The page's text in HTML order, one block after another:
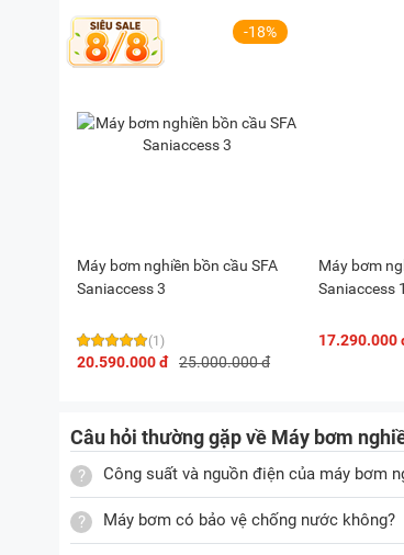
-18%
Máy bơm nghiền bồn cầu SFA
Saniaccess 3
(1)
20.590.000 đ 25.000.000 đ
Máy bơm
Saniaccess 1
17.290.000
Câu hỏi thường gặp về Máy bơm
Công suất và nguồn điện của máy bơm
Máy bơm có bảo vệ chống nước không?